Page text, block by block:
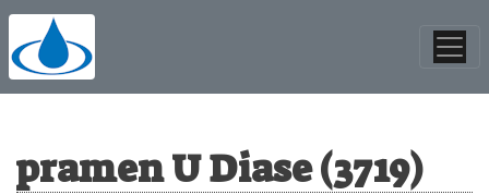
pramen U Diase (3719)